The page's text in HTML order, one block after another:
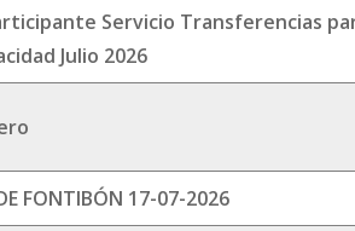
Servicio Transferencias
Julio 2026
FONTIBÓN 17-07-2026